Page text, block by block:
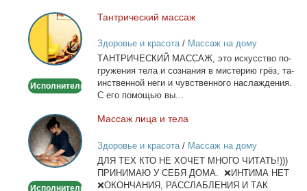
Тантрический
массаж
Исполнитель
Тан­три­че­ский мас­саж
Здоровье и красота/ Массаж на дому
ТАНТРИЧЕСКИЙ МАССАЖ, это ис­кус­ство по­
гру­же­ния те­ла и со­зна­ния в ми­сте­рию грёз, та­
ин­ствен­ной неги и чув­ствен­но­го на­сла­жде­ния.
С его по­мо­щью вы...
Массаж
лица
и
тела
Исполнитель
Мас­саж ли­ца и те­ла
Здоровье и красота/ Массаж на дому
ДЛЯ ТЕХ КТО НЕ ХОЧЕТ МНОГО ЧИТАТЬ!)))
ПРИНИМАЮ У СЕБЯ ДОМА. ❌ИНТИМА НЕТ
❌ОКОНЧАНИЯ, РАССЛАБЛЕНИЯ И ТАК